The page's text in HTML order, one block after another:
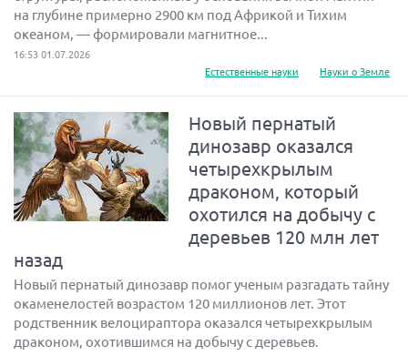
на глубине примерно 2900 км под Африкой и Тихим
океаном, — формировали магнитное...
16:53 01.07.2026
Естественные науки
Науки о Земле
Новый пернатый
динозавр оказался
четырехкрылым
драконом, который
охотился на добычу с
деревьев 120 млн лет
назад
Новый пернатый динозавр помог ученым разгадать тайну
окаменелостей возрастом 120 миллионов лет. Этот
родственник велоцираптора оказался четырехкрылым
драконом, охотившимся на добычу с деревьев.